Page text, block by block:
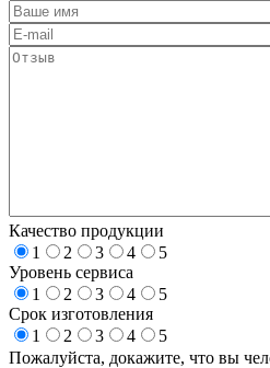
Качество продукции
1
2 3 4
5
Уровень сервиса
1
2 3 4
5
Срок изготовления
1
2 3 4
5
Пожалуйста, докажите, что вы